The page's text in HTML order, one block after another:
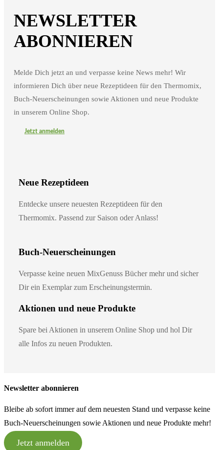
NEWSLETTER
ABONNIEREN
Melde Dich jetzt an und verpasse keine News mehr! Wir
informieren Dich über neue Rezeptideen für den Thermomix,
Buch-Neuerscheinungen sowie Aktionen und neue Produkte
in unserem Online Shop.
Jetzt anmelden
Neue Rezeptideen
Entdecke unsere neuesten Rezeptideen für den
Thermomix. Passend zur Saison oder Anlass!
Buch-Neuerscheinungen
Verpasse keine neuen MixGenuss Bücher mehr und sicher
Dir ein Exemplar zum Erscheinungstermin.
Aktionen und neue Produkte
Spare bei Aktionen in unserem Online Shop und hol Dir
alle Infos zu neuen Produkten.
Newsletter abonnieren
Bleibe ab sofort immer auf dem neuesten Stand und verpasse keine
Buch-Neuerscheinungen sowie Aktionen und neue Produkte mehr!
Jetzt anmelden